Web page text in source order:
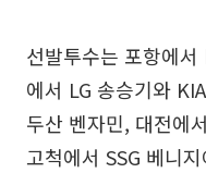
선발투수는 포항에
에서 LG 송승기와
두산 벤자민, 대전에
고척에서 SSG 베니